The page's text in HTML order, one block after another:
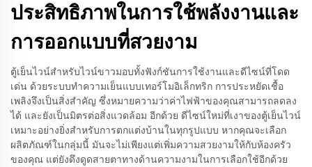
ประสิทธิภาพในการใช้พลังงานและ
การออกแบบที่สวยงาม
ตู้เย็นไวน์สำหรับไวน์ขาวมอบทั้งฟังก์ชันการใช้งานและดีไซน์ที่โดด
เด่น ด้วยระบบทำความเย็นแบบเทอร์โมอิเล็กทริก การประหยัดเชื้อ
เพลิงจึงเป็นสิ่งสำคัญ ซึ่งหมายความว่าค่าไฟฟ้าของคุณสามารถลดลง
ได้ และยังเป็นมิตรต่อสิ่งแวดล้อม อีกด้วย ดีไซน์ใหม่ที่เงาของตู้เย็นไวน์
เหมาะอย่างยิ่งสำหรับการตกแต่งบ้านในทุกรูปแบบ หากคุณจะเลือก
ผลิตภัณฑ์ในกลุ่มนี้ มันจะไม่เพียงแต่เพิ่มความสวยงามให้กับห้องครัว
ของคุณ แต่ยังดึงดูดสายตาทางด้านความงามในการเลือกใช้อีกด้วย